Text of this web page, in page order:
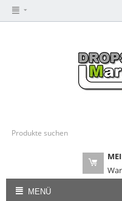
MENÜ